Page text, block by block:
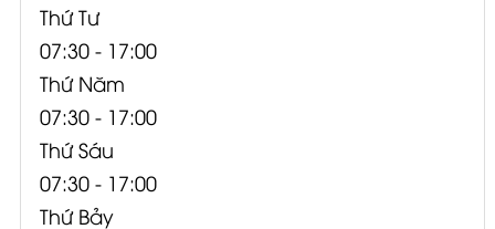
Thứ Tư
07:30 - 17:00
Thứ Năm
07:30 - 17:00
Thứ Sáu
07:30 - 17:00
Thứ Bảy